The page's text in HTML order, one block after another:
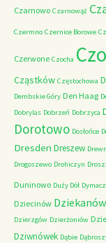
Czarnowo Czarnowąż
Czermno Czernice Borowe
Czerwone Czocha
Cząstków Częstochowa
Dembskie Góry Den Haag
Dobrylas Dobrzeń Dobrzyca
Dorotowo Dosłońce
Dresden Dreszew
Drogoszewo Drohiczyn
Duninowo Duży Dół
Dziecinów Dziekanów
Dzierzgów Dzierżoniów
Dziwnówek Dąbie